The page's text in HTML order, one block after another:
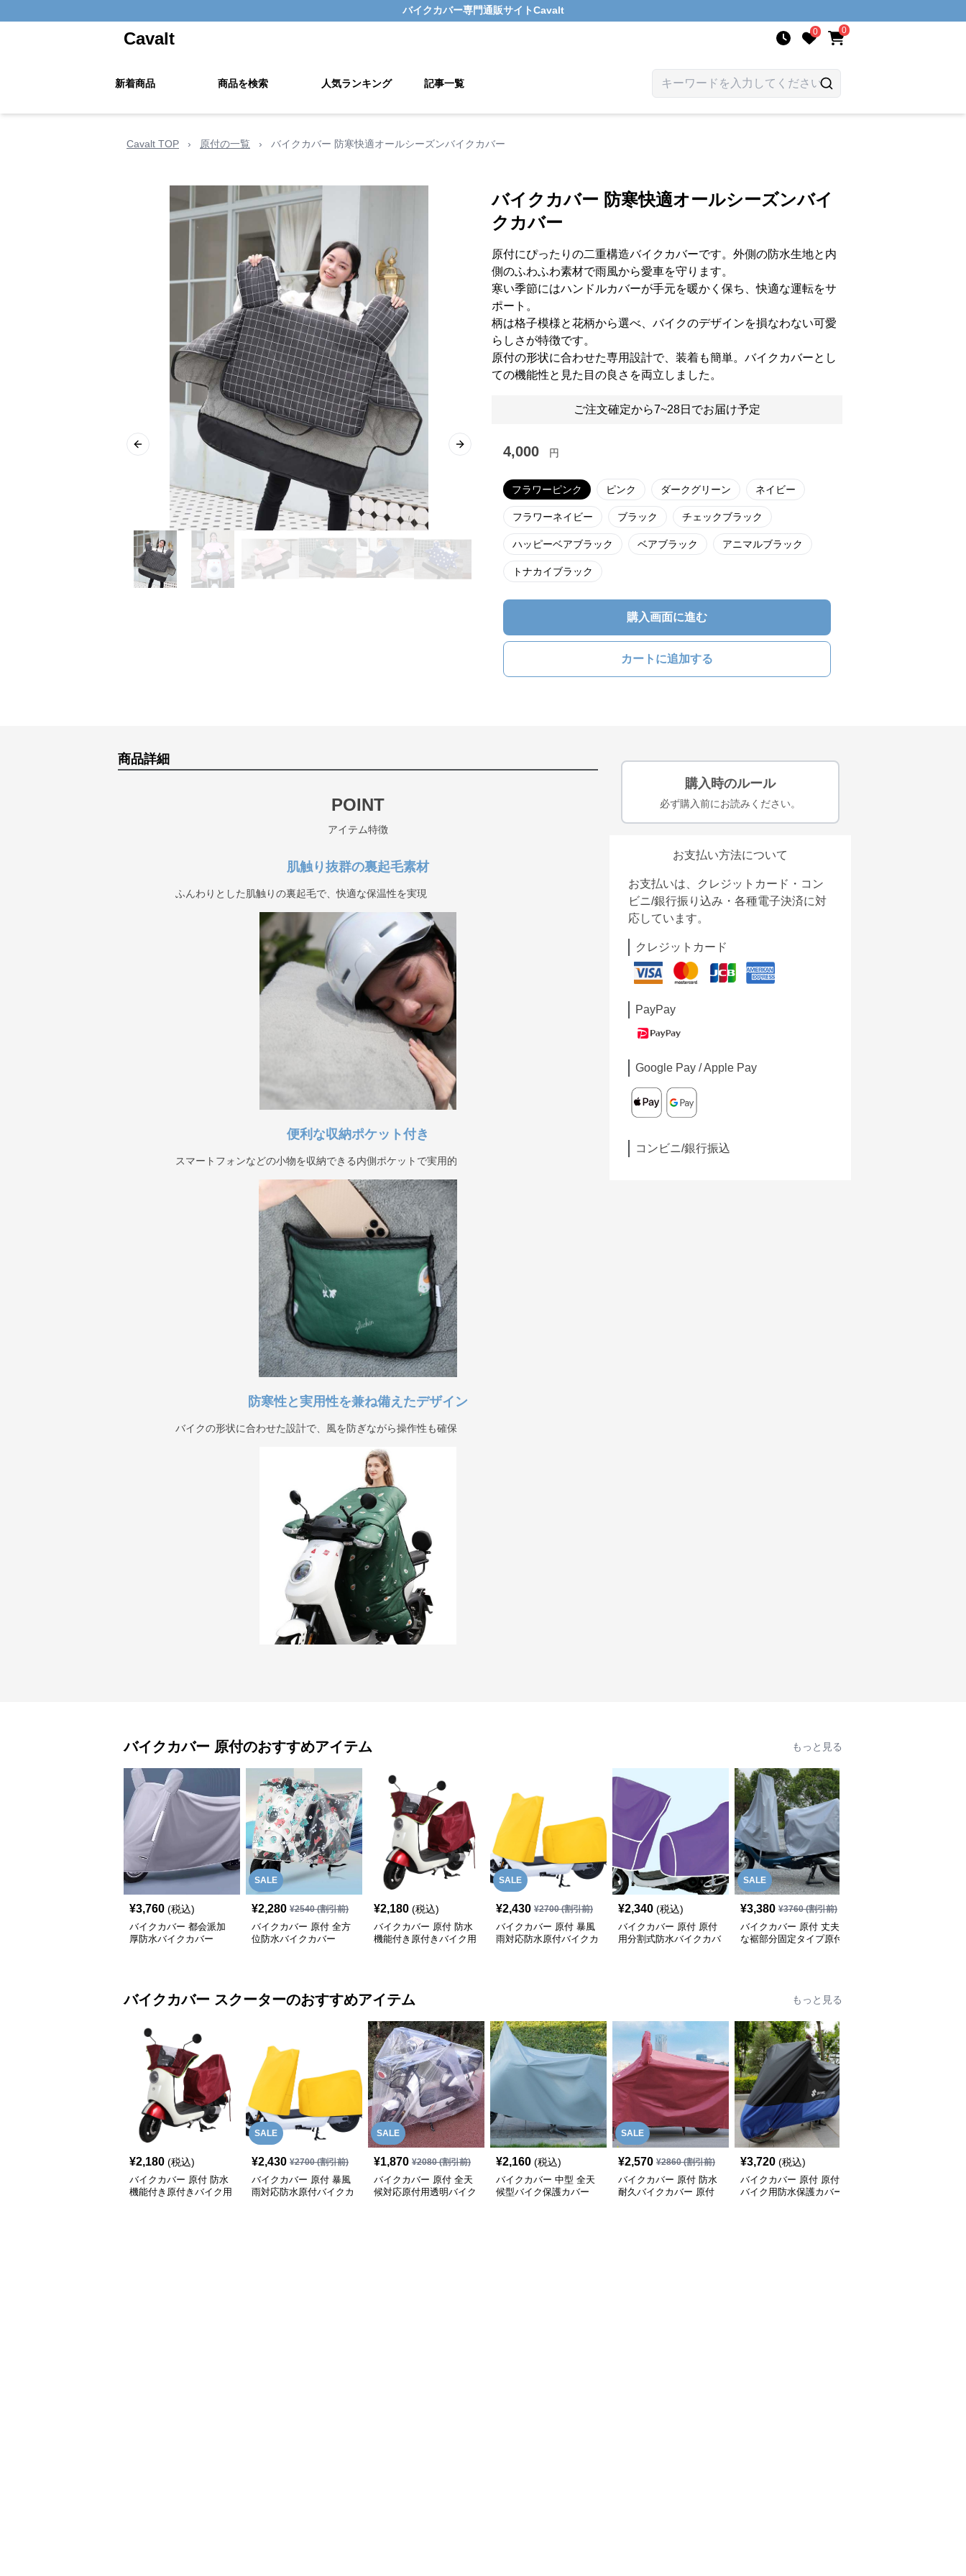
バイクカバー専門通販サイトCavalt
Cavalt 0 0
新着商品 商品を検索 人気ランキング 記事一覧
Cavalt TOP › 原付の一覧 › バイクカバー 防寒快適オールシーズンバイクカバー
Previous slide Next slide
バイクカバー 防寒快適オールシーズンバイ
クカバー
原付にぴったりの二重構造バイクカバーです。外側の防水生地と内
側のふわふわ素材で雨風から愛車を守ります。
寒い季節にはハンドルカバーが手元を暖かく保ち、快適な運転をサ
ポート。
柄は格子模様と花柄から選べ、バイクのデザインを損なわない可愛
らしさが特徴です。
原付の形状に合わせた専用設計で、装着も簡単。バイクカバーとし
ての機能性と見た目の良さを両立しました。
ご注文確定から7~28日でお届け予定
4,000 円
フラワーピンク ピンク ダークグリーン ネイビー
フラワーネイビー ブラック チェックブラック
ハッピーベアブラック ベアブラック アニマルブラック
トナカイブラック
購入画面に進む
カートに追加する
商品詳細
POINT
アイテム特徴
肌触り抜群の裏起毛素材
ふんわりとした肌触りの裏起毛で、快適な保温性を実現
便利な収納ポケット付き
スマートフォンなどの小物を収納できる内側ポケットで実用的
防寒性と実用性を兼ね備えたデザイン
バイクの形状に合わせた設計で、風を防ぎながら操作性も確保
購入時のルール
必ず購入前にお読みください。
お支払い方法について
お支払いは、クレジットカード・コン
ビニ/銀行振り込み・各種電子決済に対
応しています。
クレジットカード
PayPay
Google Pay / Apple Pay
コンビニ/銀行振込
バイクカバー 原付のおすすめアイテム もっと見る
¥3,760 (税込)
バイクカバー 都会派加
厚防水バイクカバー
SALE
¥2,280 ¥2540(割引前)
バイクカバー 原付 全方
位防水バイクカバー
¥2,180 (税込)
バイクカバー 原付 防水
機能付き原付きバイク用
SALE
¥2,430 ¥2700(割引前)
バイクカバー 原付 暴風
雨対応防水原付バイクカ
¥2,340 (税込)
バイクカバー 原付 原付
用分割式防水バイクカバ
SALE
¥3,380 ¥3760(割引前)
バイクカバー 原付 丈夫
な裾部分固定タイプ原付
バイクカバー スクーターのおすすめアイテム もっと見る
¥2,180 (税込)
バイクカバー 原付 防水
機能付き原付きバイク用
SALE
¥2,430 ¥2700(割引前)
バイクカバー 原付 暴風
雨対応防水原付バイクカ
SALE
¥1,870 ¥2080(割引前)
バイクカバー 原付 全天
候対応原付用透明バイク
¥2,160 (税込)
バイクカバー 中型 全天
候型バイク保護カバー
SALE
¥2,570 ¥2860(割引前)
バイクカバー 原付 防水
耐久バイクカバー 原付
¥3,720 (税込)
バイクカバー 原付 原付
バイク用防水保護カバー